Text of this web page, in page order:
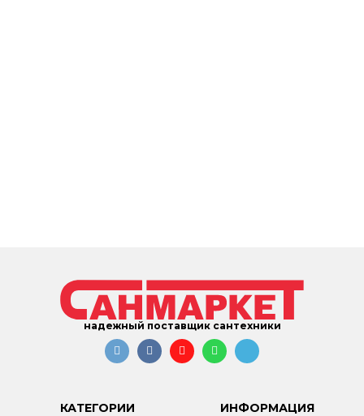
надежный поставщик сантехники
КАТЕГОРИИ ИНФОРМАЦИЯ